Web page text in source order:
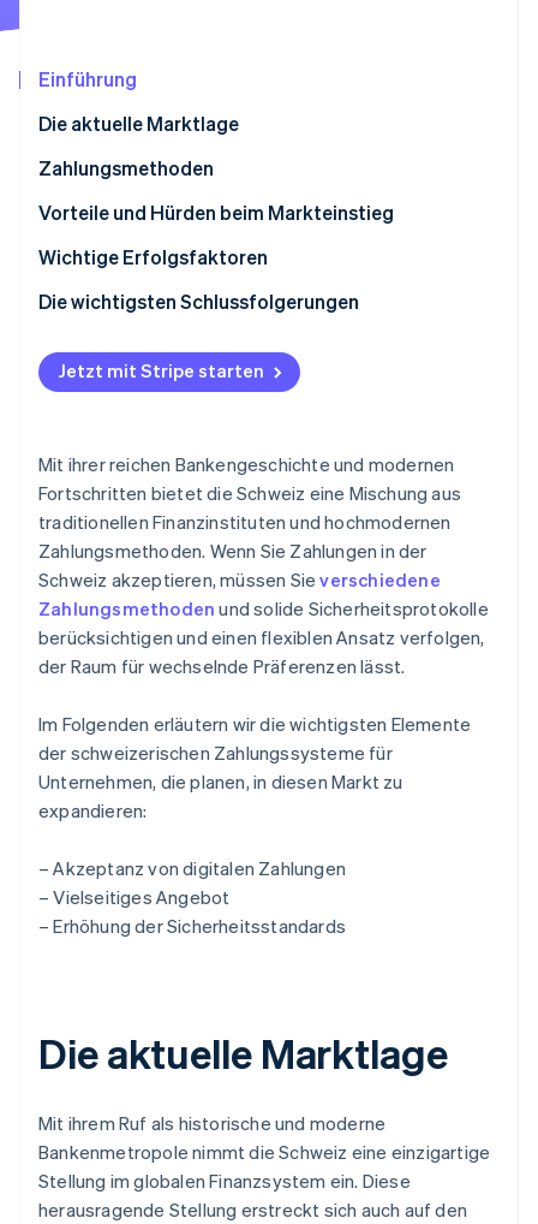
CO₂-Entnahme
Identity
Online-Identitätsprüfung
Jetzt ansehen
Einführung
Die aktuelle Marktlage
Zahlungsmethoden
Derzeitige Nutzung
Neue Trends
Vorteile und Hürden beim Markteinstieg
Steuern
Rückbuchungen und Zahlungsanfechtungen
Internationale Zahlungen
Sicherheit und Datenschutz
Wichtige Erfolgsfaktoren
Die wichtigsten Schlussfolgerungen
Machen Sie sich digitale Zahlungen zu eigen
Vielseitigkeit bieten
Jetzt mit Stripe starten
Mit ihrer reichen Bankengeschichte und modernen
Fortschritten bietet die Schweiz eine Mischung aus
traditionellen Finanzinstituten und hochmodernen
Zahlungsmethoden. Wenn Sie Zahlungen in der
Schweiz akzeptieren, müssen Sieverschiedene
Zahlungsmethoden und solide Sicherheitsprotokolle
berücksichtigen und einen flexiblen Ansatz verfolgen,
der Raum für wechselnde Präferenzen lässt.
Im Folgenden erläutern wir die wichtigsten Elemente
der schweizerischen Zahlungssysteme für
Unternehmen, die planen, in diesen Markt zu
expandieren:
– Akzeptanz von digitalen Zahlungen
– Vielseitiges Angebot
– Erhöhung der Sicherheitsstandards
Die aktuelle Marktlage
Mit ihrem Ruf als historische und moderne
Bankenmetropole nimmt die Schweiz eine einzigartige
Stellung im globalen Finanzsystem ein. Diese
herausragende Stellung erstreckt sich auch auf den